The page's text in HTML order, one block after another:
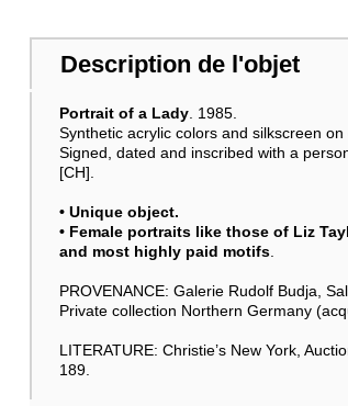
Description de l'objet
Portrait of a Lady. 1985.
Synthetic acrylic colors and silkscreen on
Signed, dated and inscribed with a
[CH].
• Unique object.
• Female portraits like those of Liz
and most highly paid motifs.
PROVENANCE: Galerie Rudolf Budja,
Private collection Northern Germany
LITERATURE: Christie’s New York,
189.